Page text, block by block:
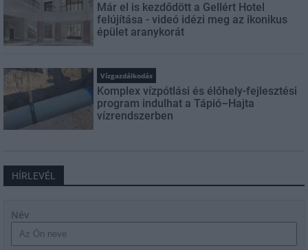
Már el is kezdődött a Gellért Hotel
felújítása - videó idézi meg az ikonikus
épület aranykorát
Vízgazdálkodás
Komplex vízpótlási és élőhely-fejlesztési
program indulhat a Tápió–Hajta
vízrendszerben
HÍRLEVÉL
Név